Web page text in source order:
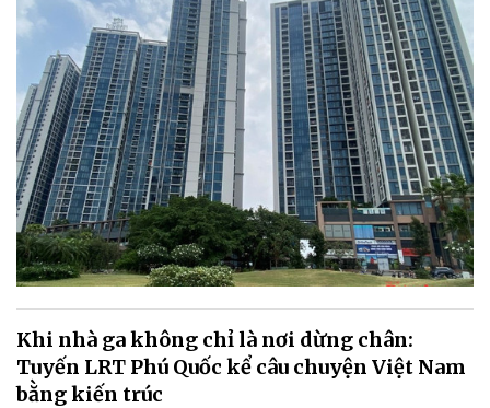
Khi nhà ga không chỉ là nơi dừng chân:
Tuyến LRT Phú Quốc kể câu chuyện Việt Nam
bằng kiến trúc